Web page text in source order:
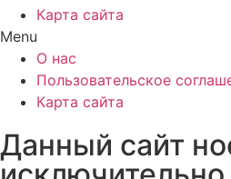
Карта сайта
Menu
О нас
Пользовательское
Карта сайта
Данный сайт